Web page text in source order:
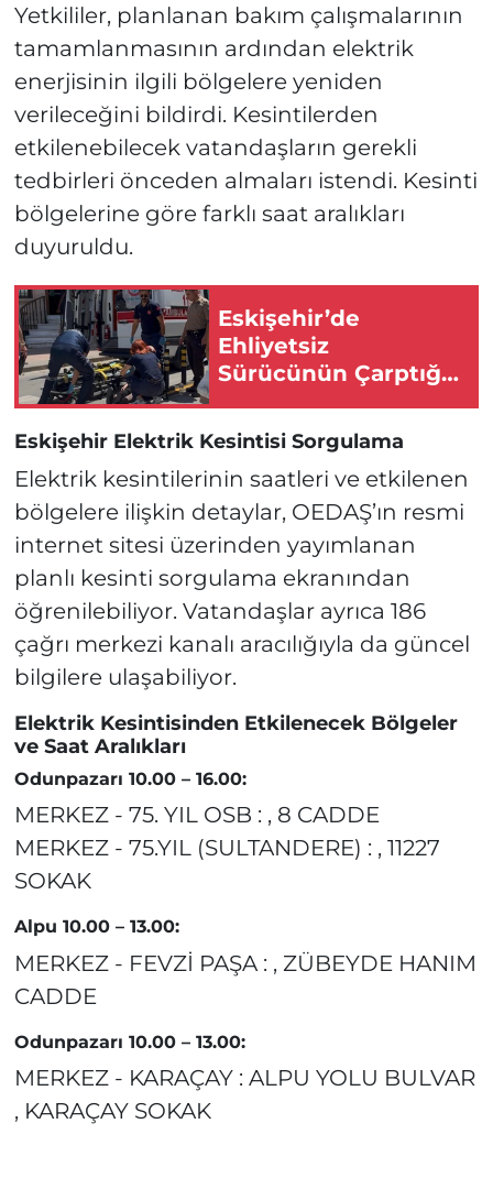
Yetkililer, planlanan bakım çalışmalarının
tamamlanmasının ardından elektrik
enerjisinin ilgili bölgelere yeniden
verileceğini bildirdi. Kesintilerden
etkilenebilecek vatandaşların gerekli
tedbirleri önceden almaları istendi. Kesinti
bölgelerine göre farklı saat aralıkları
duyuruldu.
Eskişehir’de
Ehliyetsiz
Sürücünün Çarptığı
Eskişehir Elektrik Kesintisi Sorgulama
Elektrik kesintilerinin saatleri ve etkilenen
bölgelere ilişkin detaylar, OEDAŞ’ın resmi
internet sitesi üzerinden yayımlanan
planlı kesinti sorgulama ekranından
öğrenilebiliyor. Vatandaşlar ayrıca 186
çağrı merkezi kanalı aracılığıyla da güncel
bilgilere ulaşabiliyor.
Elektrik Kesintisinden Etkilenecek Bölgeler
ve Saat Aralıkları
Odunpazarı 10.00 – 16.00:
MERKEZ - 75. YIL OSB : , 8 CADDE
MERKEZ - 75.YIL (SULTANDERE) : , 11227
SOKAK
Alpu 10.00 – 13.00:
MERKEZ - FEVZİ PAŞA : , ZÜBEYDE HANIM
CADDE
Odunpazarı 10.00 – 13.00:
MERKEZ - KARAÇAY : ALPU YOLU BULVAR
, KARAÇAY SOKAK